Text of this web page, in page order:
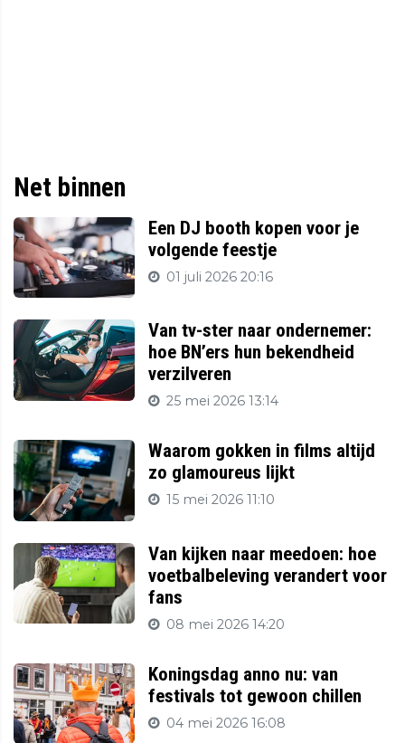
Net binnen
Een DJ booth kopen voor je
volgende feestje
01 juli 2026 20:16
Van tv-ster naar ondernemer:
hoe BN’ers hun bekendheid
verzilveren
25 mei 2026 13:14
Waarom gokken in films altijd
zo glamoureus lijkt
15 mei 2026 11:10
Van kijken naar meedoen: hoe
voetbalbeleving verandert voor
fans
08 mei 2026 14:20
Koningsdag anno nu: van
festivals tot gewoon chillen
04 mei 2026 16:08